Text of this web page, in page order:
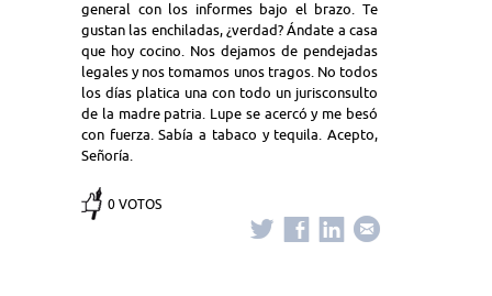
general con los informes bajo el brazo. Te
gustan las enchiladas, ¿verdad? Ándate a casa
que hoy cocino. Nos dejamos de pendejadas
legales y nos tomamos unos tragos. No todos
los días platica una con todo un jurisconsulto
de la madre patria. Lupe se acercó y me besó
con fuerza. Sabía a tabaco y tequila. Acepto,
Señoría.
0 VOTOS